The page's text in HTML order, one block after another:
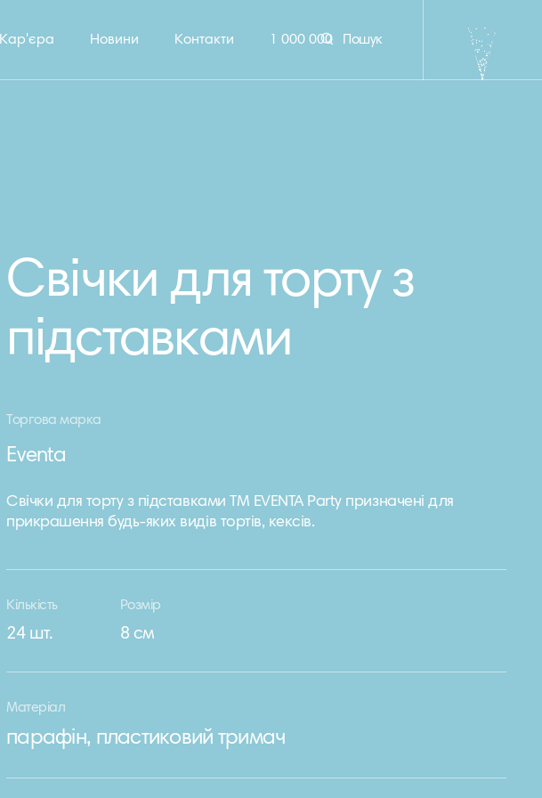
Кар'єра Новини Контакти 1 000 000 Пошук
Свічки для торту з
підставками
Торгова марка
Eventa
Свічки для торту з підставками TM EVENTA Party призначені для
прикрашення будь-яких видів тортів, кексів.
Кількість
24 шт.
Розмір
8 см
Матеріал
парафін, пластиковий тримач